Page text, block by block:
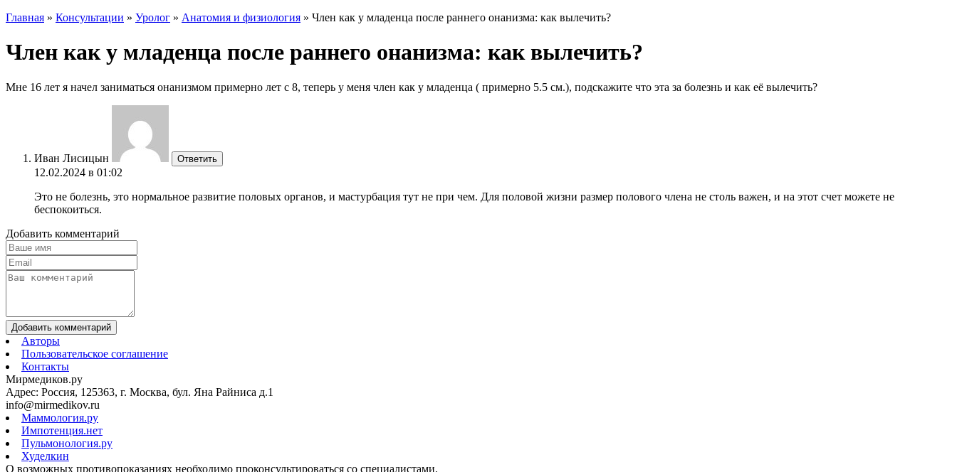
Главная » Консультации » Уролог » Анатомия и физиология » Член как у младенца после раннего онанизма: как вылечить?
Член как у младенца после раннего онанизма: как вылечить?
Мне 16 лет я начел заниматься онанизмом примерно лет с 8, теперь у меня член как у младенца ( примерно 5.5 см.), подскажите что эта за болезнь и как её вылечить?
Иван Лисицын Ответить
12.02.2024 в 01:02
Это не болезнь, это нормальное развитие половых органов, и мастурбация тут не при чем. Для половой жизни размер полового члена не столь важен, и на этот счет можете не
беспокоиться.
Добавить комментарий
Добавить комментарий
Авторы
Пользовательское соглашение
Контакты
Мирмедиков.ру
Адрес: Россия, 125363, г. Москва, бул. Яна Райниса д.1
info@mirmedikov.ru
Маммология.ру
Импотенция.нет
Пульмонология.ру
Худелкин
О возможных противопоказаниях необходимо проконсультироваться со специалистами.